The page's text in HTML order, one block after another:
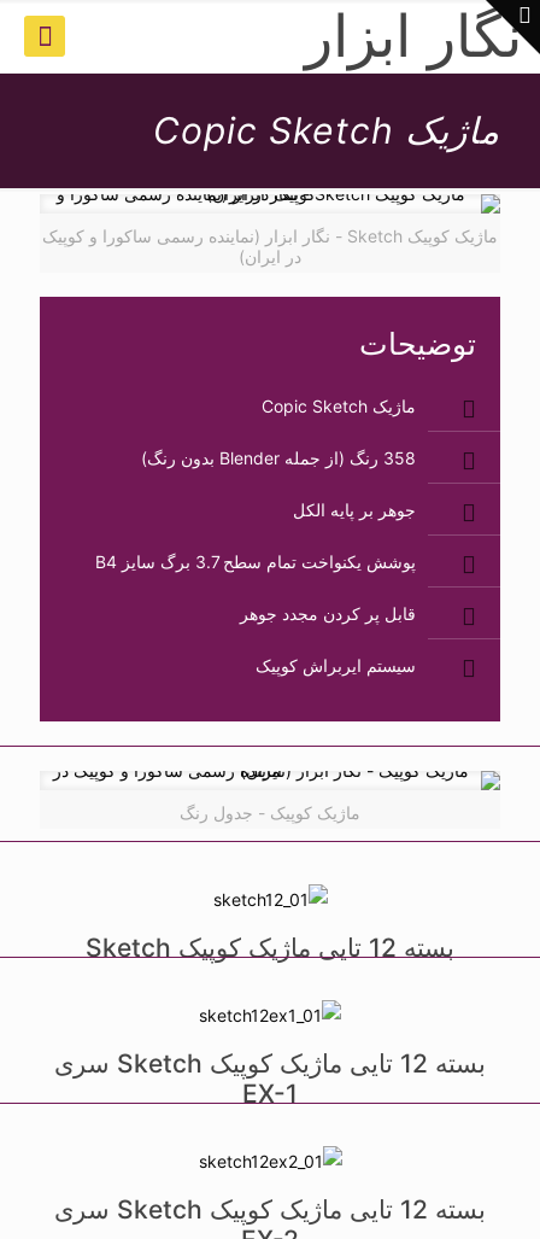
نگار ابزار
ماژیک Copic Sketch
52
ماژیک کوپیک Sketch - نگار ابزار (نماینده رسمی ساکورا و کوپیک
در ایران)
توضیحات
ماژیک Copic Sketch
358 رنگ (از جمله Blender بدون رنگ)
جوهر بر پایه الکل
پوشش یکنواخت تمام سطح 3.7 برگ سایز B4
قابل پر کردن مجدد جوهر
سیستم ایربراش کوپیک
ماژیک کوپیک - جدول رنگ
بسته 12 تایی ماژیک کوپیک Sketch
بسته 12 تایی ماژیک کوپیک Sketch سری
EX-1
بسته 12 تایی ماژیک کوپیک Sketch سری